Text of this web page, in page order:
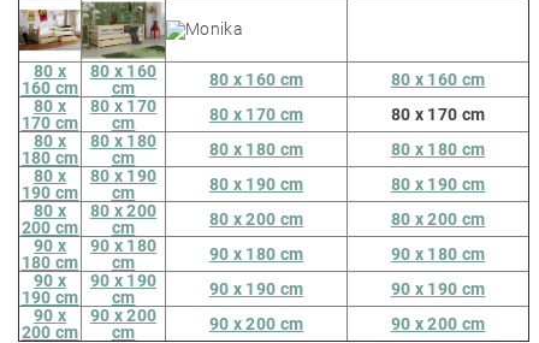
80 x
160 cm
80 x 160
cm
80 x 160 cm
80 x 160 cm
80 x
170 cm
80 x 170
cm
80 x 170 cm
80 x 170 cm
80 x
180 cm
80 x 180
cm
80 x 180 cm
80 x 180 cm
80 x
190 cm
80 x 190
cm
80 x 190 cm
80 x 190 cm
80 x
200 cm
80 x 200
cm
80 x 200 cm
80 x 200 cm
90 x
180 cm
90 x 180
cm
90 x 180 cm
90 x 180 cm
90 x
190 cm
90 x 190
cm
90 x 190 cm
90 x 190 cm
90 x
200 cm
90 x 200
cm
90 x 200 cm
90 x 200 cm